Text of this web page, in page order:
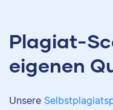
Plagiat-
eigenen
Unsere